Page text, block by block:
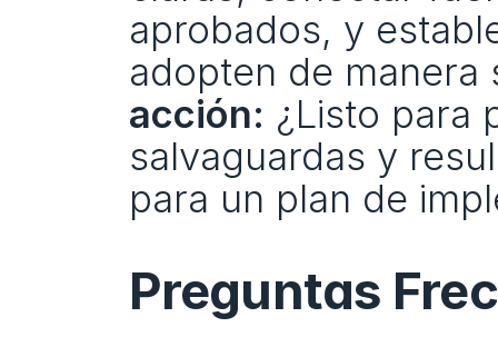
aprobados, y
adopten de
acción: ¿Listo para
salvaguardas y
para un plan de
Preguntas